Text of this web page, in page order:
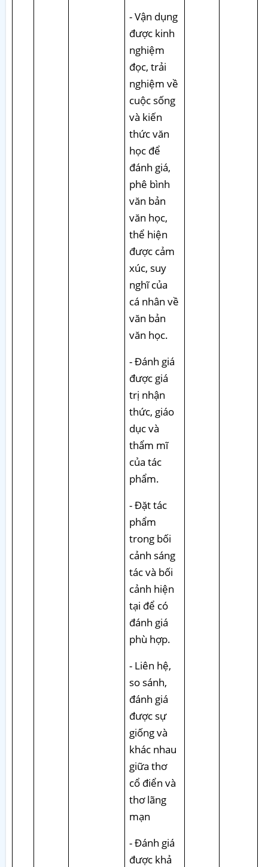
- Vận dụng
được kinh
nghiệm
đọc, trải
nghiệm về
cuộc sống
và kiến
thức văn
học để
đánh giá,
phê bình
văn bản
văn học,
thể hiện
được cảm
xúc, suy
nghĩ của
cá nhân về
văn bản
văn học.
- Đánh giá
được giá
trị nhận
thức, giáo
dục và
thẩm mĩ
của tác
phẩm.
- Đặt tác
phẩm
trong bối
cảnh sáng
tác và bối
cảnh hiện
tại để có
đánh giá
phù hợp.
- Liên hệ,
so sánh,
đánh giá
được sự
giống và
khác nhau
giữa thơ
cổ điển và
thơ lãng
mạn
- Đánh giá
được khả